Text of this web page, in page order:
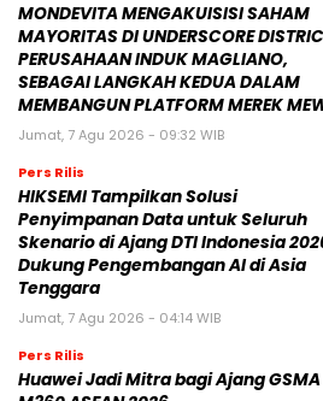
MONDEVITA MENGAKUISISI SAHAM
MAYORITAS DI UNDERSCORE
PERUSAHAAN INDUK MAGLIANO,
SEBAGAI LANGKAH KEDUA DALAM
MEMBANGUN PLATFORM MEREK
Jumat, 7 Agu 2026 - 09:32 WIB
Pers Rilis
HIKSEMI Tampilkan Solusi
Penyimpanan Data untuk Seluruh
Skenario di Ajang DTI Indonesia
Dukung Pengembangan AI di Asia
Tenggara
Jumat, 7 Agu 2026 - 04:14 WIB
Pers Rilis
Huawei Jadi Mitra bagi Ajang GSMA